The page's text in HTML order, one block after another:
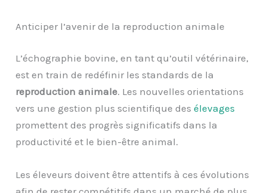
Anticiper l’avenir de la reproduction animale
L’échographie bovine, en tant qu’outil vétérinaire,
est en train de redéfinir les standards de la
reproduction animale. Les nouvelles orientations
vers une gestion plus scientifique desélevages
promettent des progrès significatifs dans la
productivité et le bien-être animal.
Les éleveurs doivent être attentifs à ces évolutions